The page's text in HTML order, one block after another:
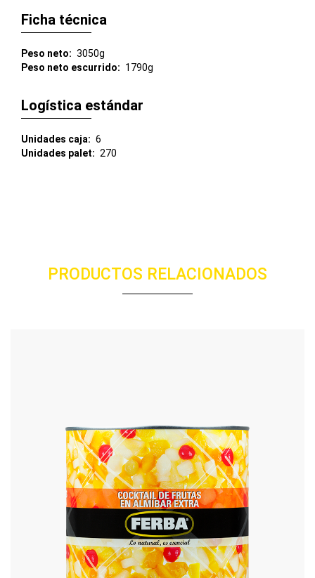
Ficha técnica
Peso neto
3050g
Peso neto escurrido
1790g
Logística estándar
Unidades caja
6
Unidades palet
270
PRODUCTOS RELACIONADOS